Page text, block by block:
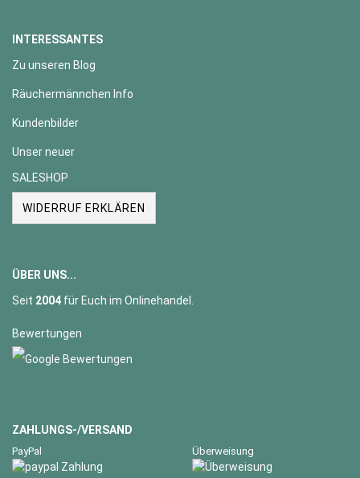
INTERESSANTES
Zu unseren Blog
Räuchermännchen Info
Kundenbilder
Unser neuer
SALESHOP
WIDERRUF ERKLÄREN
ÜBER UNS...
Seit 2004 für Euch im Onlinehandel.
Bewertungen
ZAHLUNGS-/VERSAND
PayPal Überweisung